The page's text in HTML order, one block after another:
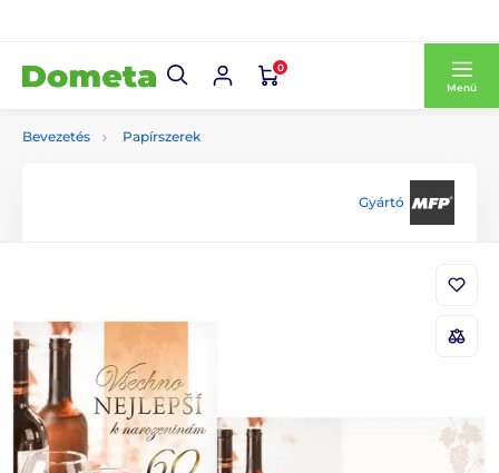
0
Menü
Bevezetés Papírszerek
Gyártó